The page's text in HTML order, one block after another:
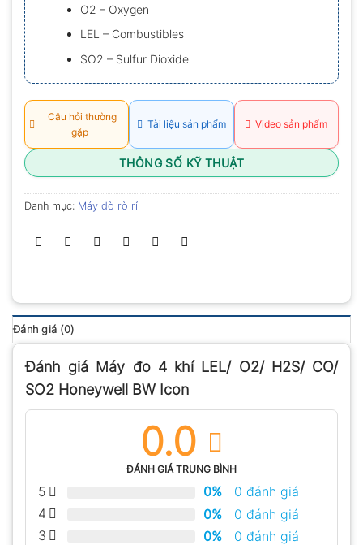
O2 – Oxygen
LEL – Combustibles
SO2 – Sulfur Dioxide
Câu hỏi thường
gặp
Tài liệu sản phẩm Video sản phẩm
THÔNG SỐ KỸ THUẬT
Danh mục: Máy dò rò rỉ
Đánh giá (0)
Đánh giá Máy đo 4 khí LEL/ O2/ H2S/ CO/
SO2 Honeywell BW Icon
0.0
ĐÁNH GIÁ TRUNG BÌNH
5 0% | 0 đánh giá
4
0% | 0 đánh giá
3
0% | 0 đánh giá